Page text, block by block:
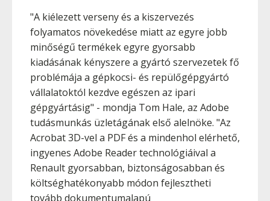
"A kiélezett verseny és a kiszervezés
folyamatos növekedése miatt az egyre jobb
minőségű termékek egyre gyorsabb
kiadásának kényszere a gyártó szervezetek fő
problémája a gépkocsi- és repülőgépgyártó
vállalatoktól kezdve egészen az ipari
gépgyártásig" - mondja Tom Hale, az Adobe
tudásmunkás üzletágának első alelnöke. "Az
Acrobat 3D-vel a PDF és a mindenhol elérhető,
ingyenes Adobe Reader technológiáival a
Renault gyorsabban, biztonságosabban és
költséghatékonyabb módon fejlesztheti
tovább dokumentumalapú